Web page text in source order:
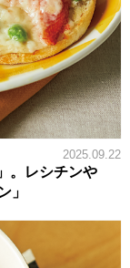
2025.09.22
。レシチンや
」